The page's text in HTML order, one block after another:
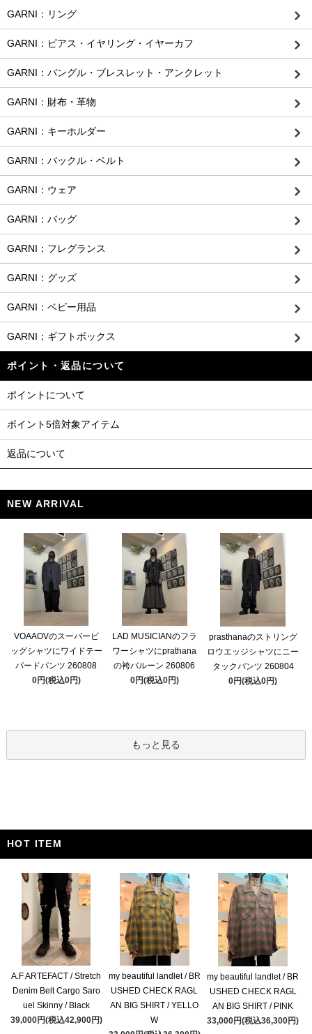
GARNI：リング
GARNI：ピアス・イヤリング・イヤーカフ
GARNI：バングル・ブレスレット・アンクレット
GARNI：財布・革物
GARNI：キーホルダー
GARNI：バックル・ベルト
GARNI：ウェア
GARNI：バッグ
GARNI：フレグランス
GARNI：グッズ
GARNI：ベビー用品
GARNI：ギフトボックス
ポイント・返品について
ポイントについて
ポイント5倍対象アイテム
返品について
NEW ARRIVAL
VOAAOVのスーパービ
ッグシャツにワイドテー
パードパンツ 260808
0円(税込0円)
LAD MUSICIANのフラ
ワーシャツにprathana
の袴バルーン 260806
0円(税込0円)
prasthanaのストリング
ロウエッジシャツにニー
タックパンツ 260804
0円(税込0円)
もっと見る
HOT ITEM
A.F ARTEFACT / Stretch
Denim Belt Cargo Saro
uel Skinny / Black
39,000円(税込42,900円)
my beautiful landlet / BR
USHED CHECK RAGL
AN BIG SHIRT / YELLO
W
my beautiful landlet / BR
USHED CHECK RAGL
AN BIG SHIRT / PINK
33,000円(税込36,300円)